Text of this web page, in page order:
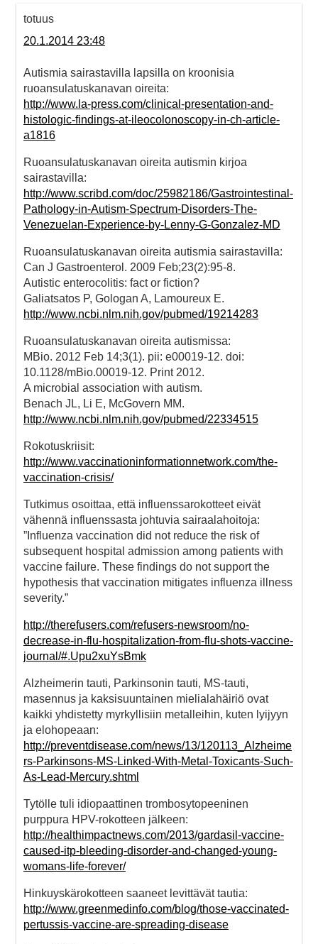
totuus
20.1.2014 23:48
Autismia sairastavilla lapsilla on kroonisia
ruoansulatuskanavan oireita:
http://www.la-press.com/clinical-presentation-and-
histologic-findings-at-ileocolonoscopy-in-ch-article-
a1816
Ruoansulatuskanavan oireita autismin kirjoa
sairastavilla:
http://www.scribd.com/doc/25982186/Gastrointestinal-
Pathology-in-Autism-Spectrum-Disorders-The-
Venezuelan-Experience-by-Lenny-G-Gonzalez-MD
Ruoansulatuskanavan oireita autismia sairastavilla:
Can J Gastroenterol. 2009 Feb;23(2):95-8.
Autistic enterocolitis: fact or fiction?
Galiatsatos P, Gologan A, Lamoureux E.
http://www.ncbi.nlm.nih.gov/pubmed/19214283
Ruoansulatuskanavan oireita autismissa:
MBio. 2012 Feb 14;3(1). pii: e00019-12. doi:
10.1128/mBio.00019-12. Print 2012.
A microbial association with autism.
Benach JL, Li E, McGovern MM.
http://www.ncbi.nlm.nih.gov/pubmed/22334515
Rokotuskriisit:
http://www.vaccinationinformationnetwork.com/the-
vaccination-crisis/
Tutkimus osoittaa, että influenssarokotteet eivät
vähennä influenssasta johtuvia sairaalahoitoja:
”Influenza vaccination did not reduce the risk of
subsequent hospital admission among patients with
vaccine failure. These findings do not support the
hypothesis that vaccination mitigates influenza illness
severity.”
http://therefusers.com/refusers-newsroom/no-
decrease-in-flu-hospitalization-from-flu-shots-vaccine-
journal/#.Upu2xuYsBmk
Alzheimerin tauti, Parkinsonin tauti, MS-tauti,
masennus ja kaksisuuntainen mielialahäiriö ovat
kaikki yhdistetty myrkyllisiin metalleihin, kuten lyijyyn
ja elohopeaan:
http://preventdisease.com/news/13/120113_Alzheime
rs-Parkinsons-MS-Linked-With-Metal-Toxicants-Such-
As-Lead-Mercury.shtml
Tytölle tuli idiopaattinen trombosytopeeninen
purppura HPV-rokotteen jälkeen:
http://healthimpactnews.com/2013/gardasil-vaccine-
caused-itp-bleeding-disorder-and-changed-young-
womans-life-forever/
Hinkuyskärokotteen saaneet levittävät tautia:
http://www.greenmedinfo.com/blog/those-vaccinated-
pertussis-vaccine-are-spreading-disease